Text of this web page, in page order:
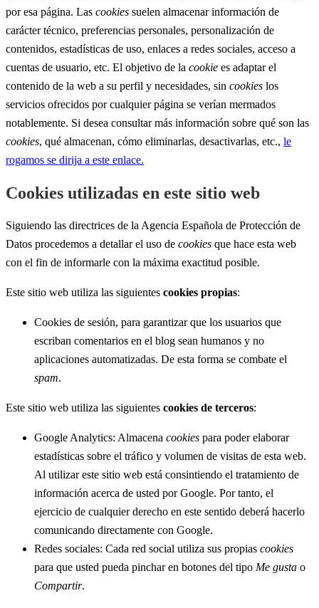
por esa página. Las cookies suelen almacenar información de
carácter técnico, preferencias personales, personalización de
contenidos, estadísticas de uso, enlaces a redes sociales, acceso a
cuentas de usuario, etc. El objetivo de la cookie es adaptar el
contenido de la web a su perfil y necesidades, sin cookies los
servicios ofrecidos por cualquier página se verían mermados
notablemente. Si desea consultar más información sobre qué son las
cookies, qué almacenan, cómo eliminarlas, desactivarlas, etc., le
rogamos se dirija a este enlace.
Cookies utilizadas en este sitio web
Siguiendo las directrices de la Agencia Española de Protección de
Datos procedemos a detallar el uso de cookies que hace esta web
con el fin de informarle con la máxima exactitud posible.
Este sitio web utiliza las siguientes cookies propias:
Cookies de sesión, para garantizar que los usuarios que
escriban comentarios en el blog sean humanos y no
aplicaciones automatizadas. De esta forma se combate el
spam.
Este sitio web utiliza las siguientes cookies de terceros:
Google Analytics: Almacena cookies para poder elaborar
estadísticas sobre el tráfico y volumen de visitas de esta web.
Al utilizar este sitio web está consintiendo el tratamiento de
información acerca de usted por Google. Por tanto, el
ejercicio de cualquier derecho en este sentido deberá hacerlo
comunicando directamente con Google.
Redes sociales: Cada red social utiliza sus propias cookies
para que usted pueda pinchar en botones del tipo Me gusta o
Compartir.